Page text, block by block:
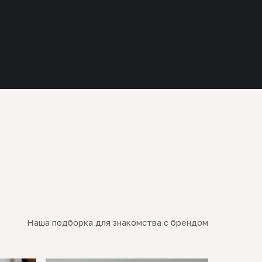
Наша подборка для знакомства с брендом